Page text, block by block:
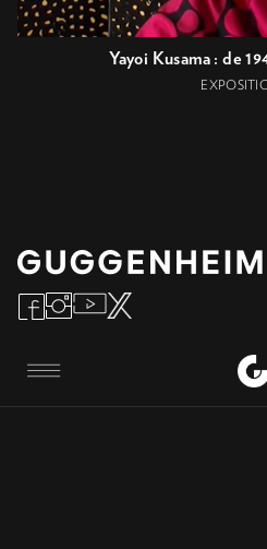
Menu
Yayoi Kusama : de